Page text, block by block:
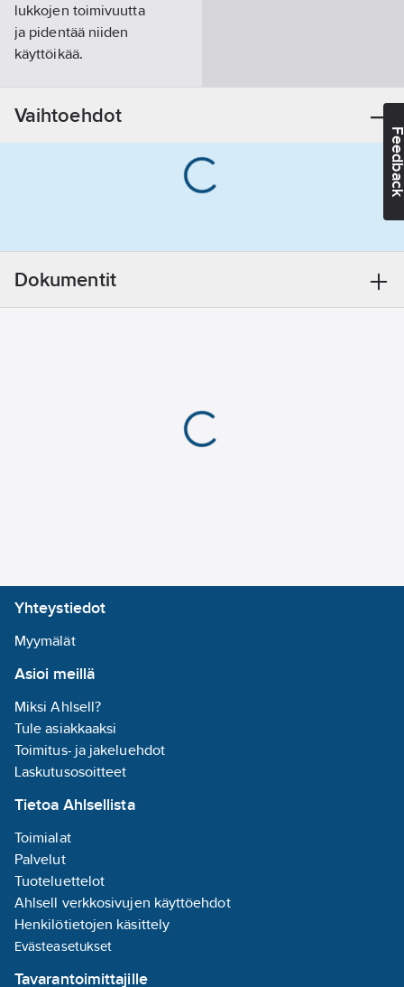
lukkojen toimivuutta
ja pidentää niiden
käyttöikää.
tuotenumero:
EAN
Vaihtoehdot
Dokumentit
Yhteystiedot
Myymälät
Asioi meillä
Miksi Ahlsell?
Tule asiakkaaksi
Toimitus- ja jakeluehdot
Laskutusosoitteet
Tietoa Ahlsellista
Toimialat
Palvelut
Tuoteluettelot
Ahlsell verkkosivujen käyttöehdot
Henkilötietojen käsittely
Evästeasetukset
Tavarantoimittajille